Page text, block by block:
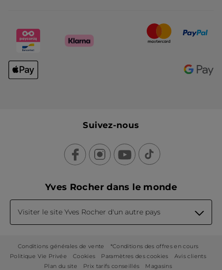
Suivez-nous
Yves Rocher dans le monde
Visiter le site Yves Rocher d'un autre pays
Conditions générales de vente
*Conditions des offres en cours
Politique Vie Privée
Cookies Paramètres des cookies
Avis clients
Plan du site
Prix tarifs conseillés Magasins